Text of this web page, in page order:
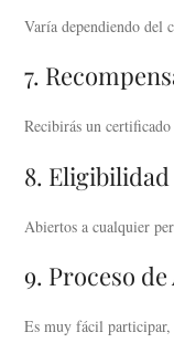
Varía dependiendo del
7.
Recibirás un certificado
8. Eligibilidad
Abiertos a cualquier
9. Proceso
Es muy fácil participar,